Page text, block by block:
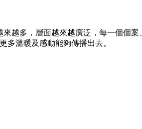
越多，層面越來越廣泛，每一個個
多溫暖及感動能夠傳播出去。